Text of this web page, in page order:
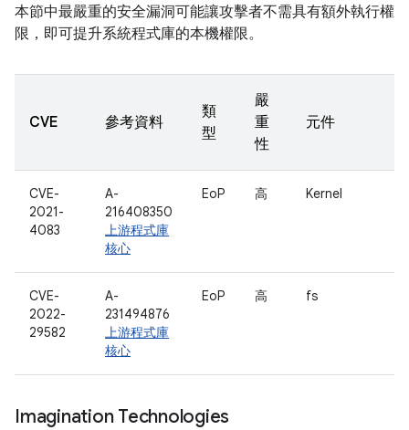
本節中最嚴重的安全漏洞可能讓攻擊者不需具有額外執行權
限，即可提升系統程式庫的本機權限。
CVE 參考資料
類
型
嚴
重
性
元件
CVE-
2021-
4083
A-
216408350
上游程式庫
核心
EoP 高 Kernel
CVE-
2022-
29582
A-
231494876
上游程式庫
核心
EoP 高 fs
Imagination Technologies